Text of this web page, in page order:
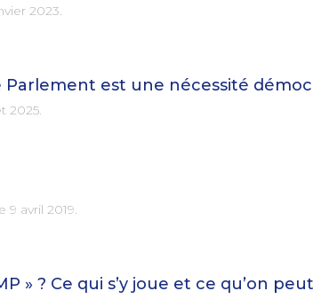
2023.
Parlement est une nécessité
2025.
9 avril 2019.
» ? Ce qui s’y joue et ce qu’on